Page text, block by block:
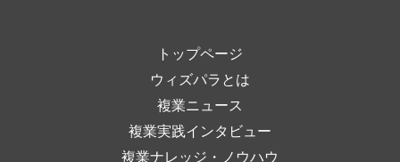
トップページ
ウィズパラとは
複業ニュース
複業実践インタビュー
複業ナレッジ・ノウハウ